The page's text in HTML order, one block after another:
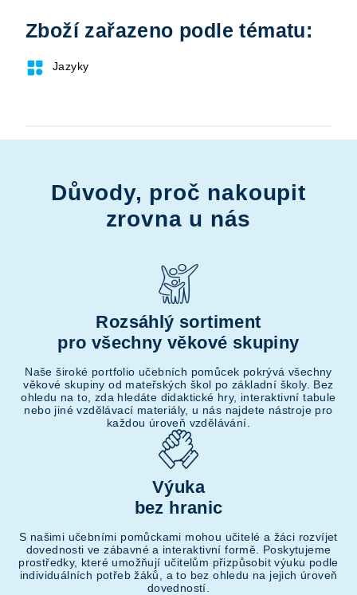
Zboží zařazeno podle tématu:
Jazyky
Důvody, proč nakoupit
zrovna u nás
Rozsáhlý sortiment
pro všechny věkové skupiny
Naše široké portfolio učebních pomůcek pokrývá všechny
věkové skupiny od mateřských škol po základní školy. Bez
ohledu na to, zda hledáte didaktické hry, interaktivní tabule
nebo jiné vzdělávací materiály, u nás najdete nástroje pro
každou úroveň vzdělávání.
Výuka
bez hranic
S našimi učebními pomůckami mohou učitelé a žáci rozvíjet
dovednosti ve zábavné a interaktivní formě. Poskytujeme
prostředky, které umožňují učitelům přizpůsobit výuku podle
individuálních potřeb žáků, a to bez ohledu na jejich úroveň
dovedností.